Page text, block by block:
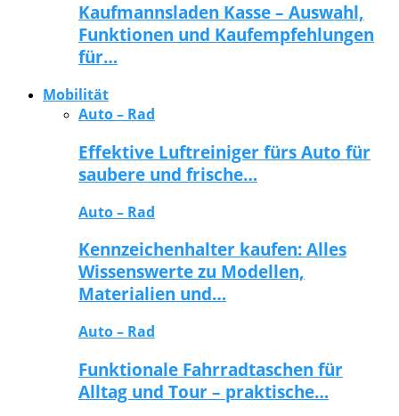
Kaufmannsladen Kasse – Auswahl,
Funktionen und Kaufempfehlungen
für…
Mobilität
Auto – Rad
Effektive Luftreiniger fürs Auto für
saubere und frische…
Auto – Rad
Kennzeichenhalter kaufen: Alles
Wissenswerte zu Modellen,
Materialien und…
Auto – Rad
Funktionale Fahrradtaschen für
Alltag und Tour – praktische…